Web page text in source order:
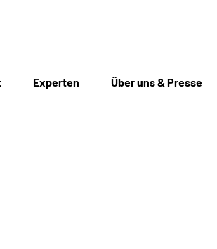
Experten Über uns & Presse